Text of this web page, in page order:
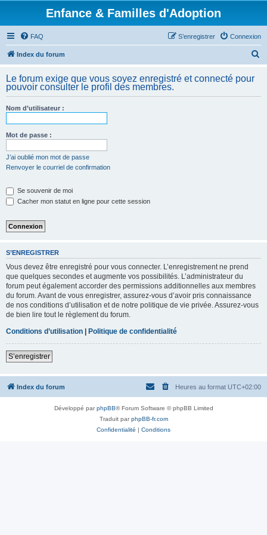
Enfance & Familles d'Adoption
FAQ Connexion
S’enregistrer
Index du forum
h
Le forum exige que vous soyez enregistré et connecté pour
pouvoir consulter le profil des membres.
Nom d’utilisateur :
Mot de passe :
J’ai oublié mon mot de passe
Renvoyer le courriel de confirmation
Se souvenir de moi
Cacher mon statut en ligne pour cette session
S’ENREGISTRER
Vous devez être enregistré pour vous connecter. L’enregistrement ne prend
que quelques secondes et augmente vos possibilités. L’administrateur du
forum peut également accorder des permissions additionnelles aux membres
du forum. Avant de vous enregistrer, assurez-vous d’avoir pris connaissance
de nos conditions d’utilisation et de notre politique de vie privée. Assurez-vous
de bien lire tout le règlement du forum.
Conditions d’utilisation | Politique de confidentialité
S’enregistrer
Index du forum Heures au format UTC+02:00
Développé parphpBB® Forum Software © phpBB Limited
Traduit parphpBB-fr.com
Confidentialité | Conditions